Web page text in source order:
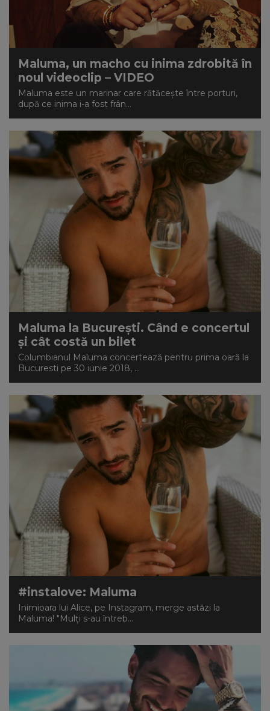
Maluma, un macho cu inima zdrobită în
noul videoclip – VIDEO
Maluma este un marinar care rătăcește între porturi,
după ce inima i-a fost frân...
Maluma la București. Când e concertul
și cât costă un bilet
Columbianul Maluma concertează pentru prima oară la
Bucuresti pe 30 iunie 2018, ...
#instalove: Maluma
Inimioara lui Alice, pe Instagram, merge astăzi la
Maluma! "Mulţi s-au întreb...